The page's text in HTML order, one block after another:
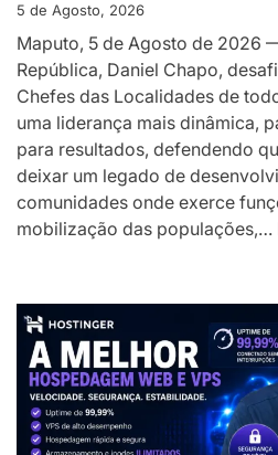
5 de Agosto, 2026
Maputo, 5 de Agosto de 2026
República, Daniel Chapo,
Chefes das Localidades de
uma liderança mais dinâmica,
para resultados, defendendo
deixar um legado de
comunidades onde exerce
mobilização das populações,…